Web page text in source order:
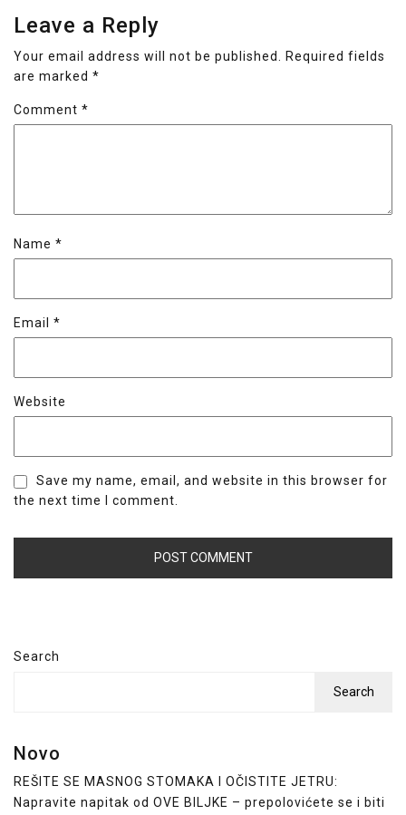
Leave a Reply
Your email address will not be published.
Required fields
are marked *
Comment *
Name *
Email *
Website
Save my name, email, and website in this browser for
the next time I comment.
Search
Search
Novo
REŠITE SE MASNOG STOMAKA I OČISTITE JETRU:
Napravite napitak od OVE BILJKE – prepolovićete se i biti